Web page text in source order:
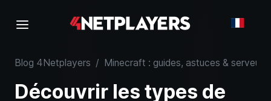
Blog 4Netplayers / Minecraft : guides, astuces & serveurs
Découvrir les types de